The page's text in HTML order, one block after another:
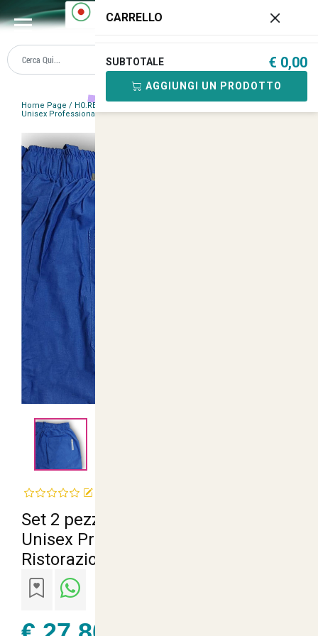
Home Page / HO.RE.CA
Unisex Professionale Chef Cuoco Ristorazione Antipiega/
<
Set 2 pezzi Pantalone Gessato
Unisex Professionale Chef Cuoco
Ristorazione Antipiega
CARRELLO
SUBTOTALE € 0,00
AGGIUNGI UN PRODOTTO